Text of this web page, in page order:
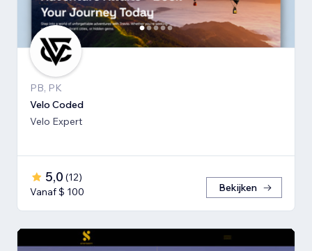
PB, PK
Velo Coded
Velo Expert
5,0 (12)
Vanaf $ 100
Bekijken